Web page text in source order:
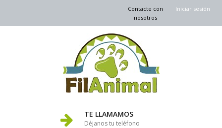
Iniciar sesión
Contacte con
nosotros
TE LLAMAMOS
Déjanos tu teléfono